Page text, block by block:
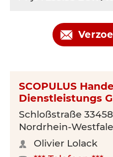
SCOPULUS
Dienstleistungs
Schloßstraße
Nordrhein-
Olivier Lolack